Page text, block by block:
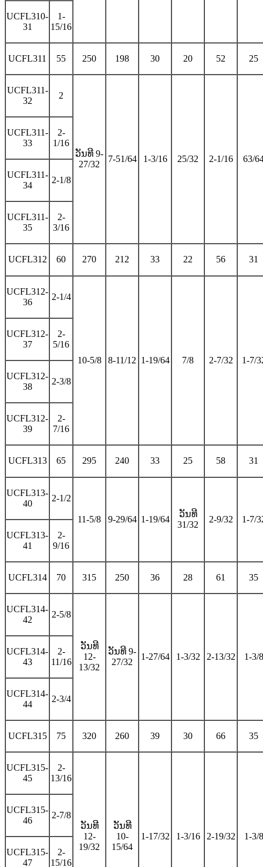
UCFL310-
31
1-
15/16
UCFL311 55 250 198 30 20 52 25
UCFL311-
32
2
ວັນທີ 9-
27/32
7-51/64 1-3/16 25/32 2-1/16 63/
UCFL311-
33
2-
1/16
UCFL311-
34
2-1/8
UCFL311-
35
2-
3/16
UCFL312 60 270 212 33 22 56 31
UCFL312-
36
2-1/4
10-5/8 8-11/12 1-19/64 7/8 2-7/32 1-7/
UCFL312-
37
2-
5/16
UCFL312-
38
2-3/8
UCFL312-
39
2-
7/16
UCFL313 65 295 240 33 25 58 31
UCFL313-
40
2-1/2
11-5/8 9-29/64 1-19/64
ວັນທີ
31/32
2-9/32
1-7/
UCFL313-
41
2-
9/16
UCFL314 70 315 250 36 28 61 35
UCFL314-
42
2-5/8
ວັນທີ
12-
13/32
ວັນທີ 9-
27/32
1-27/64 1-3/32 2-13/32 1-3/8
UCFL314-
43
2-
11/16
UCFL314-
44
2-3/4
UCFL315 75 320 260 39 30 66 35
UCFL315-
45
2-
13/16
ວັນທີ
12-
19/32
ວັນທີ
10-
15/64
1-17/32 1-3/16 2-19/32 1-3/8
UCFL315-
46
2-7/8
UCFL315-
47
2-
15/16